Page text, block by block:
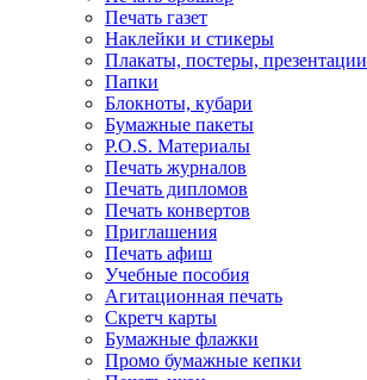
Печать газет
Наклейки и стикеры
Плакаты, постеры, презентации
Папки
Блокноты, кубари
Бумажные пакеты
P.O.S. Материалы
Печать журналов
Печать дипломов
Печать конвертов
Приглашения
Печать афиш
Учебные пособия
Агитационная печать
Скретч карты
Бумажные флажки
Промо бумажные кепки